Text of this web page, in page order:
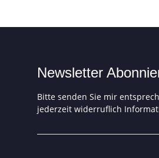
Newsletter
Bitte senden Sie mir
jederzeit widerruflich